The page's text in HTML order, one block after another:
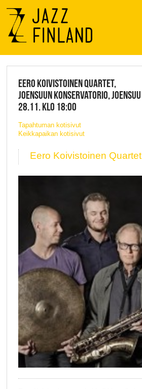
Menu
JAZZ FINLAND LIVE
EERO KOIVISTOINEN QUARTET,
JOENSUUN KONSERVATORIO, JOENSUU
28.11. KLO 18:00
Tapahtuman kotisivut
Keikkapaikan kotisivut
Eero Koivistoinen Quartet